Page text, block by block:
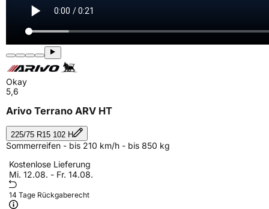
Okay
5,6
Arivo Terrano ARV HT
225/75 R15 102 H
Sommerreifen - bis 210 km/h - bis 850 kg
Kostenlose Lieferung
Mi. 12.08. - Fr. 14.08.
14 Tage Rückgaberecht